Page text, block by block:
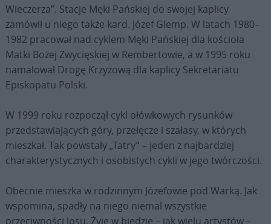
Wieczerza”. Stacje Męki Pańskiej do swojej kaplicy
zamówił u niego także kard. Józef Glemp. W latach 1980–
1982 pracował nad cyklem Męki Pańskiej dla kościoła
Matki Bożej Zwycięskiej w Rembertowie, a w 1995 roku
namalował Drogę Krzyżową dla kaplicy Sekretariatu
Episkopatu Polski.
W 1999 roku rozpoczął cykl ołówkowych rysunków
przedstawiających góry, przełęcze i szałasy, w których
mieszkał. Tak powstały „Tatry” – jeden z najbardziej
charakterystycznych i osobistych cykli w jego twórczości.
Obecnie mieszka w rodzinnym Józefowie pod Warką. Jak
wspomina, spadły na niego niemal wszystkie
przeciwności losu. Żyje w biedzie – jak wielu artystów –